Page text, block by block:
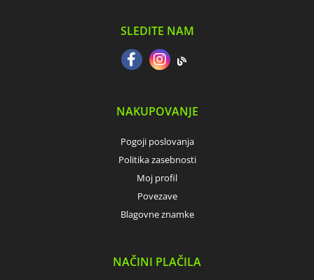
SLEDITE NAM
NAKUPOVANJE
Pogoji poslovanja
Politika zasebnosti
Moj profil
Povezave
Blagovne znamke
NAČINI PLAČILA